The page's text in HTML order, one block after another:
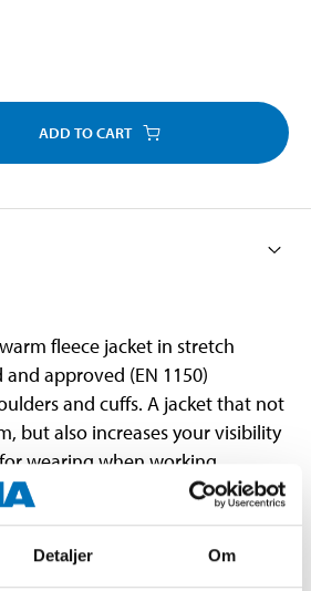
Detaljer Om
ADD TO CART
fleece jacket in stretch
approved (EN 1150)
and cuffs. A jacket that not
but also increases your visibility
wearing when working
dig, when walking to the store,
side pockets with zips. The cuffs
the elbows and shoulders are